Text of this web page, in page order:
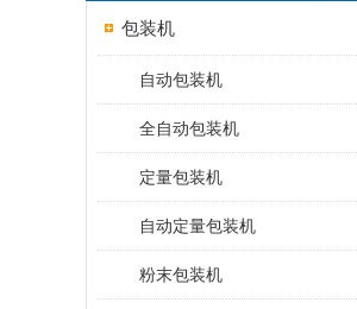
包装机
自动包装机
全自动包装机
定量包装机
自动定量包装机
粉末包装机